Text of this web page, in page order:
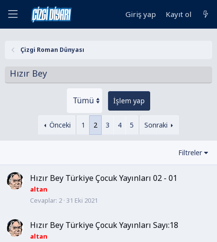
Giriş yap Kayıt ol
Çizgi Roman Dünyası
Hızır Bey
İşlem yap
Önceki 1 2 3 4 5 Sonraki
Filtreler
Hızır Bey Türkiye Çocuk Yayınları 02 - 01
altan
Cevaplar 2 31 Eki 2021
Hızır Bey Türkiye Çocuk Yayınları Sayı:18
altan